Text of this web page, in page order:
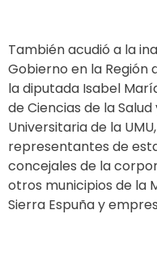
También acudió a la
Gobierno en la Región
la diputada Isabel
de Ciencias de la
Universitaria de la
representantes de
concejales de la
otros municipios de la
Sierra Espuña y